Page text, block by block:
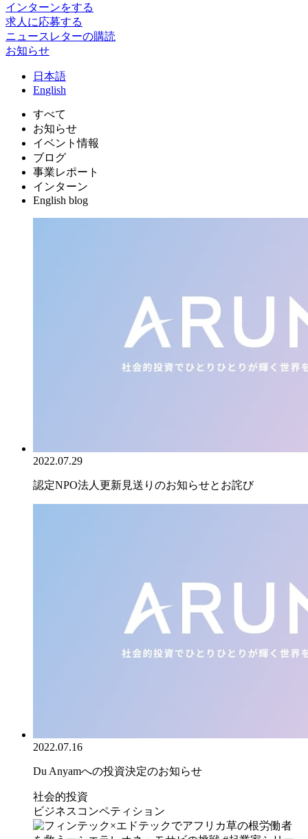
インターンをする
求人に応募する
ニュースレターの購読
お知らせ
日 本語
English
すべて
お知らせ
イベント情報
ブログ
事業レポート
インターン
English blog
2022.07.29
認定NPO法人更新見送りのお知らせとお詫び
2022.07.16
Du Anyamへの投資決定のお知らせ
社会的投資
ビジネスコンペティション